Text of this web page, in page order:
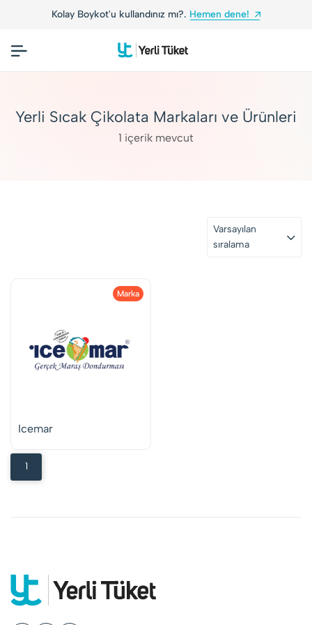
Kolay Boykot'u kullandınız mı?.Hemen dene!
Yerli Sıcak Çikolata Markaları ve Ürünleri
1 içerik mevcut
Varsayılan
sıralama
Marka
Icemar
1